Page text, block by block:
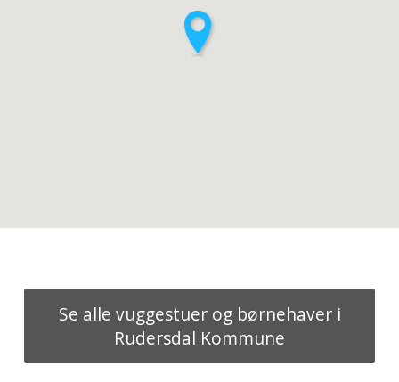
Se alle vuggestuer og børnehaver i
Rudersdal Kommune